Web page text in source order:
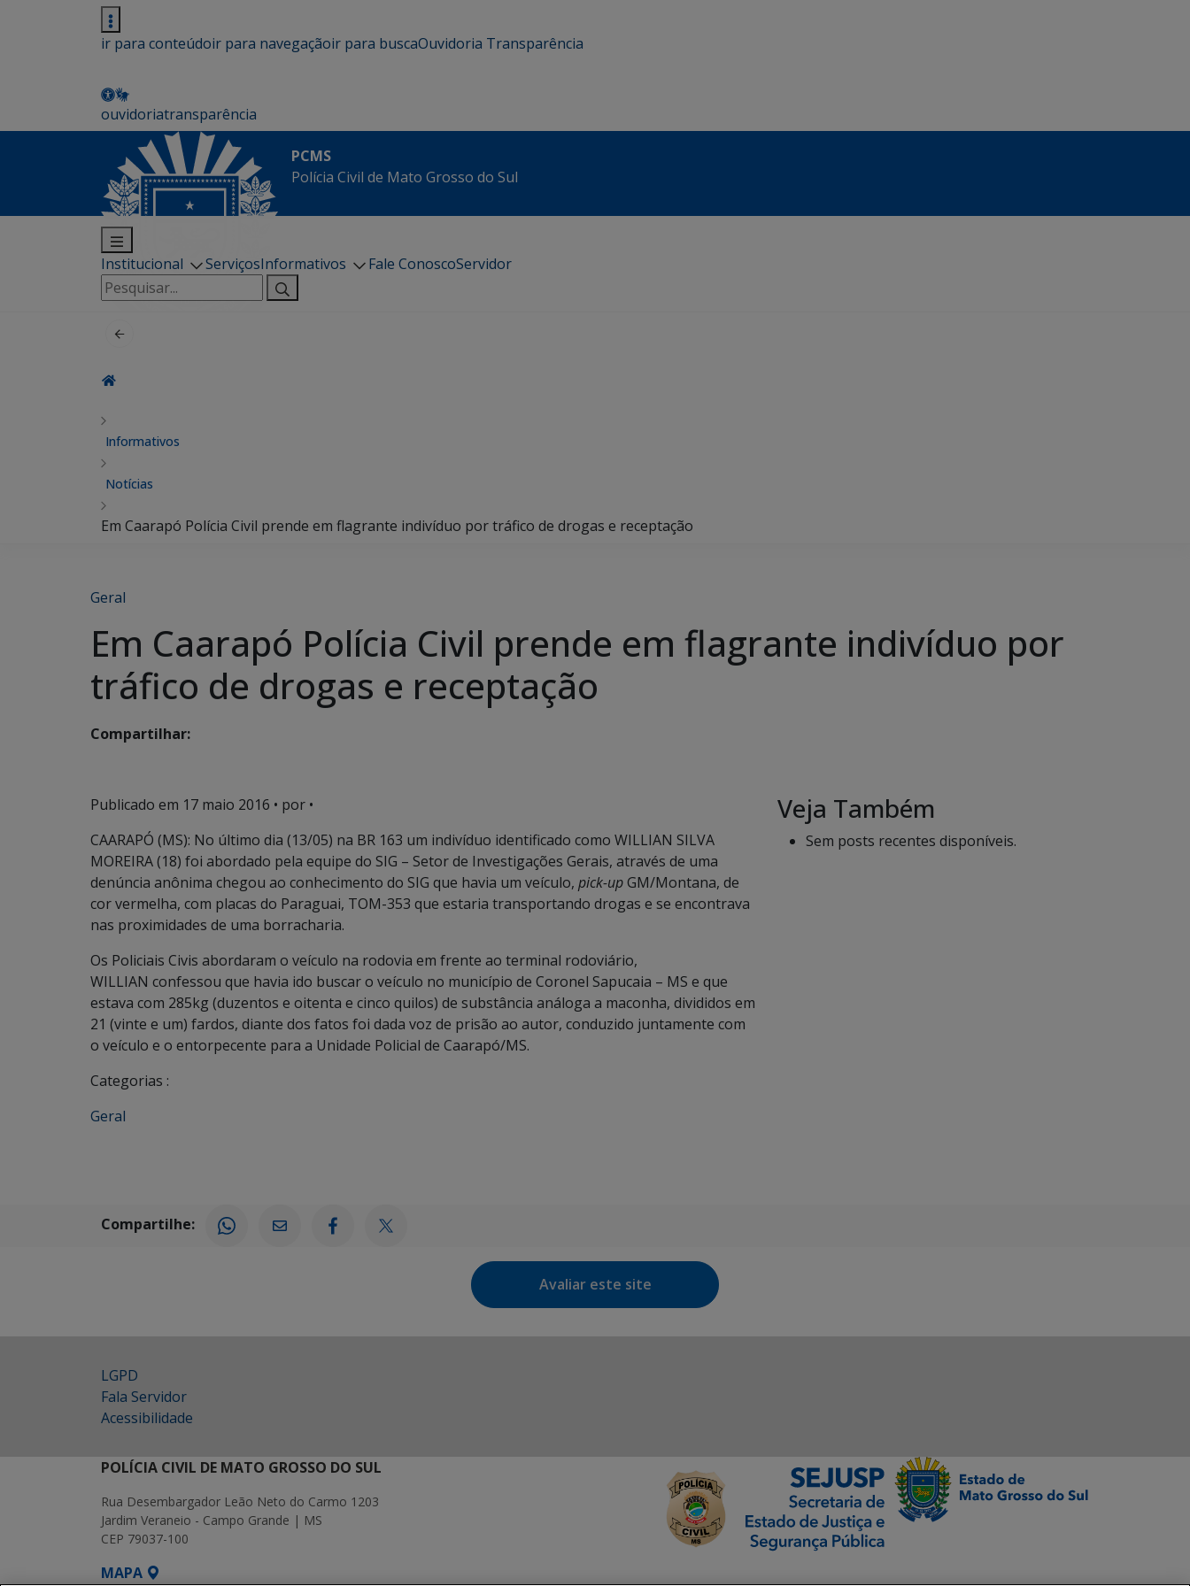
ir para conteúdoir para navegaçãoir para buscaOuvidoria Transparência
ouvidoriatransparência
PCMS
Polícia Civil de Mato Grosso do Sul
Institucional ServiçosInformativos Fale ConoscoServidor
Pesquisar
por:
Informativos
Notícias
Em Caarapó Polícia Civil prende em flagrante indivíduo por tráfico de drogas e receptação
Geral
Em Caarapó Polícia Civil prende em flagrante indivíduo por
tráfico de drogas e receptação
Compartilhar:
Publicado em 17 maio 2016 • por •
CAARAPÓ (MS): No último dia (13/05) na BR 163 um indivíduo identificado como WILLIAN SILVA
MOREIRA (18) foi abordado pela equipe do SIG – Setor de Investigações Gerais, através de uma
denúncia anônima chegou ao conhecimento do SIG que havia um veículo, pick-upGM/Montana, de
cor vermelha, com placas do Paraguai, TOM-353 que estaria transportando drogas e se encontrava
nas proximidades de uma borracharia.
Os Policiais Civis abordaram o veículo na rodovia em frente ao terminal rodoviário,
WILLIAN confessou que havia ido buscar o veículo no município de Coronel Sapucaia – MS e que
estava com 285kg (duzentos e oitenta e cinco quilos) de substância análoga a maconha, divididos em
21 (vinte e um) fardos, diante dos fatos foi dada voz de prisão ao autor, conduzido juntamente com
o veículo e o entorpecente para a Unidade Policial de Caarapó/MS.
Categorias :
Geral
Veja Também
Sem posts recentes disponíveis.
Compartilhe:
Avaliar este site
LGPD
Fala Servidor
Acessibilidade
POLÍCIA CIVIL DE MATO GROSSO DO SUL
Rua Desembargador Leão Neto do Carmo 1203
Jardim Veraneio - Campo Grande | MS
CEP 79037-100
MAPA